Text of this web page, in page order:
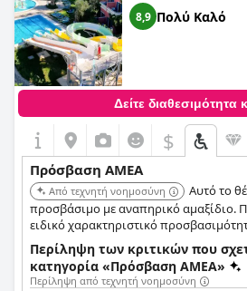
8,9 Πολύ Καλό
Δείτε διαθεσιμότητα
$
Πρόσβαση ΑΜΕΑ
Από τεχνητή νοημοσύνη
Αυτό το
προσβάσιμο με αναπηρικό αμαξίδιο.
ειδικό χαρακτηριστικό
πισίνας, επιτρέποντας στους
προβλήματα να έχουν πρόσβαση στις
Περίληψη των κριτικών που
κατηγορία «Πρόσβαση ΑΜΕΑ»
Περίληψη από τεχνητή νοημοσύνη